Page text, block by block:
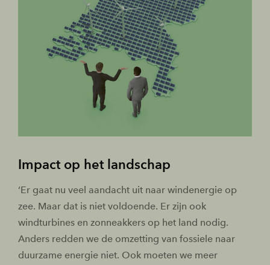
Impact op het landschap
‘Er gaat nu veel aandacht uit naar windenergie op
zee. Maar dat is niet voldoende. Er zijn ook
windturbines en zonneakkers op het land nodig.
Anders redden we de omzetting van fossiele naar
duurzame energie niet. Ook moeten we meer